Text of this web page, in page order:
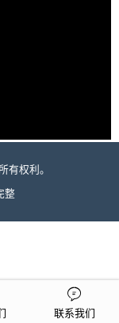
有权利。
整
联系我们